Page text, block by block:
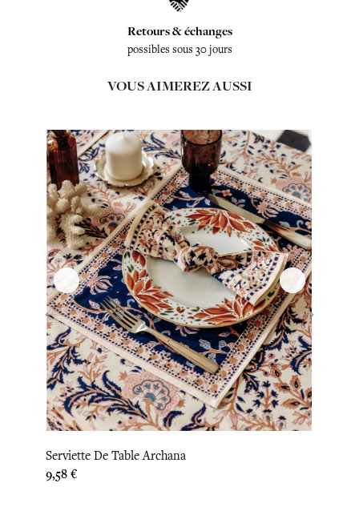
Retours & échanges
possibles sous 30 jours
VOUS AIMEREZ AUSSI
Serviette De Table Archana
Prix
9,58 €
‹ ›